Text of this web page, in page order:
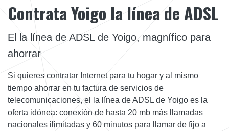
Contrata Yoigo la línea de ADSL
El la línea de ADSL de Yoigo, magnífico para
ahorrar
Si quieres contratar Internet para tu hogar y al mismo
tiempo ahorrar en tu factura de servicios de
telecomunicaciones, el la línea de ADSL de Yoigo es la
oferta idónea: conexión de hasta 20 mb más llamadas
nacionales ilimitadas y 60 minutos para llamar de fijo a